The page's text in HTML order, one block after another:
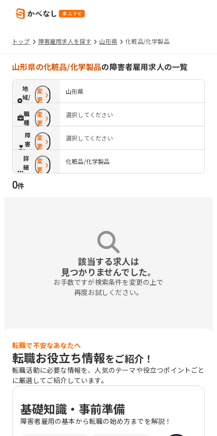
トップ 障害雇用求人を探す 山形県 化粧品/化学製品
山形県の化粧品/化学製品の障害者雇用求人の一覧
地
域/
路
線
変
更
山形県
職
種
変
更
選択してください
障
害
配
慮
変
更
選択してください
詳
細
条
件
変
更
化粧品/化学製品
0件
該当する求人は
見つかりませんでした。
お手数ですが検索条件を変更の上で
再度お試しください。
転職で不安なあなたへ
転職お役立ち情報をご紹介！
転職活動に必要な情報を、人気のテーマや役立つポイントごと
に厳選してご紹介しています。
基礎知識・事前準備
障害者雇用の基本から転職の始め方までを解説！